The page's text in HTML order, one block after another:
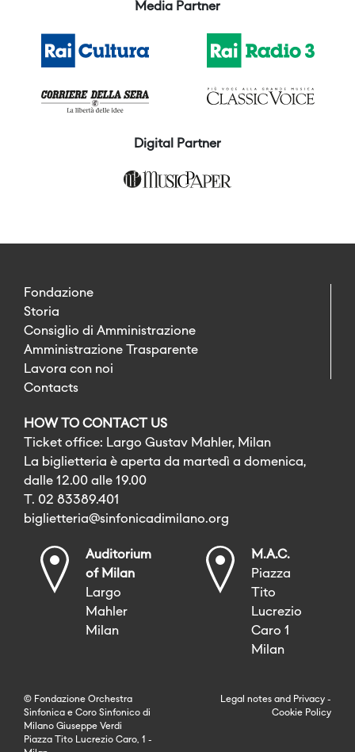
Media Partner
Digital Partner
Fondazione
Storia
Consiglio di Amministrazione
Amministrazione Trasparente
Lavora con noi
Contacts
HOW TO CONTACT US
Ticket office: Largo Gustav Mahler, Milan
La biglietteria è aperta da martedì a domenica,
dalle 12.00 alle 19.00
T. 02 83389.401
biglietteria@sinfonicadimilano.org
Auditorium
of Milan
Largo
Mahler
Milan
M.A.C.
Piazza
Tito
Lucrezio
Caro 1
Milan
© Fondazione Orchestra
Sinfonica e Coro Sinfonico di
Milano Giuseppe Verdi
Piazza Tito Lucrezio Caro, 1 -
Legal notes and Privacy -
Cookie Policy